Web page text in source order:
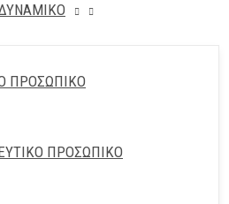
ΠΡΟΣΩΠΙΚΟ
ΠΡΟΣΩΠΙΚΟ